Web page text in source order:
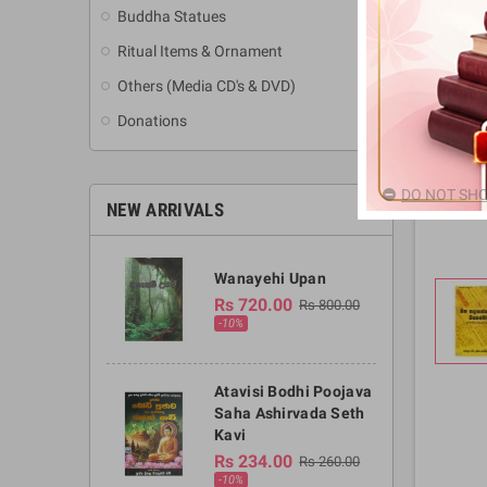
Buddha Statues
Ritual Items & Ornament
Others (Media CD's & DVD)
Donations
NEW ARRIVALS
Wanayehi Upan
Rs 720.00 Rs 800.00
-10%
Atavisi Bodhi Poojava
Saha Ashirvada Seth
Kavi
Rs 234.00 Rs 260.00
-10%
DO NOT